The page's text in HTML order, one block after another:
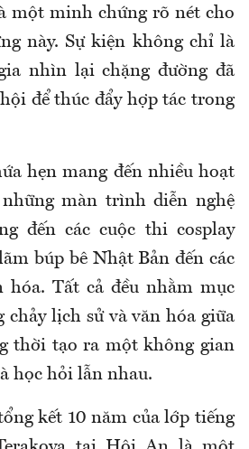
một minh chứng rõ nét cho
này. Sự kiện không chỉ là
nhìn lại chặng đường đã
để thúc đẩy hợp tác trong
hẹn mang đến nhiều hoạt
màn trình diễn nghệ
đến các cuộc thi cosplay
búp bê Nhật Bản đến các
hóa. Tất cả đều nhằm mục
chảy lịch sử và văn hóa giữa
thời tạo ra một không gian
học hỏi lẫn nhau.
kết 10 năm của lớp tiếng